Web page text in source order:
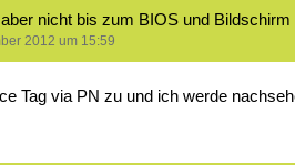
nicht bis zum BIOS und
2012 um 15:59
Tag via PN zu und ich werde